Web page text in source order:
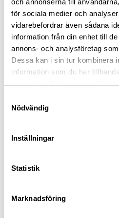
för sociala medier och
vidarebefordrar även sådana
information från din enhet till
annons- och analysföretag
Dessa kan i sin tur kombinera
information som du har
samlat in när du har använt
Nödvändig
Inställningar
Statistik
Marknadsföring
med knythandtag 50-
pack - Orange
22,5 x 28 cm
29kr
Senaste